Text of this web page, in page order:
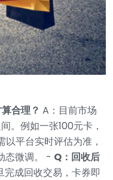
合理？ A：目前市场
。例如一张100元卡，
平台实时评估为准，
态微调。 - Q：回收后
完成回收交易，卡券即